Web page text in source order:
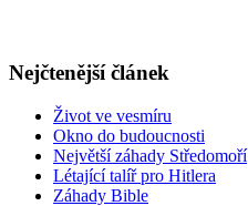
Nejčtenější článek
Život ve vesmíru
Okno do budoucnosti
Největší záhady Středomoří
Létající talíř pro Hitlera
Záhady Bible